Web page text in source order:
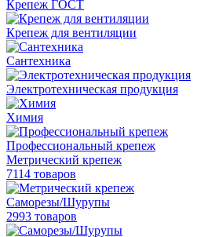
Крепеж ГОСТ
Крепеж для вентиляции
Сантехника
Электротехническая продукция
Химия
Профессиональный крепеж
Метрический крепеж
7114 товаров
Саморезы/Шурупы
2993 товаров